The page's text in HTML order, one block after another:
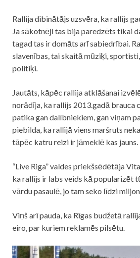
Rallija dibinātājs uzsvēra, ka rallijs
Ja sākotnēji tas bija paredzēts tikai
tagad tas ir domāts arī sabiedrībai.
slavenības, tai skaitā mūziķi,
politiķi.
Jautāts, kāpēc rallija atklāšanai
norādīja, ka rallijs 2013.gadā brauca
patika gan dalībniekiem, gan viņam
piebilda, ka rallijā viens maršruts
tāpēc katru reizi ir jāmeklē kas jauns.
“Live Riga” valdes priekšsēdētāja
ka rallijs ir labs veids kā popularizēt
vārdu pasaulē, jo tam seko līdzi
Viņš arī pauda, ka Rīgas budžetā
eiro, par kuriem reklamēs pilsētu.